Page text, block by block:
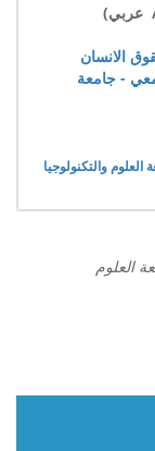
عربي)
الانسان
- جامعة
والتكنولوجيا
العلوم